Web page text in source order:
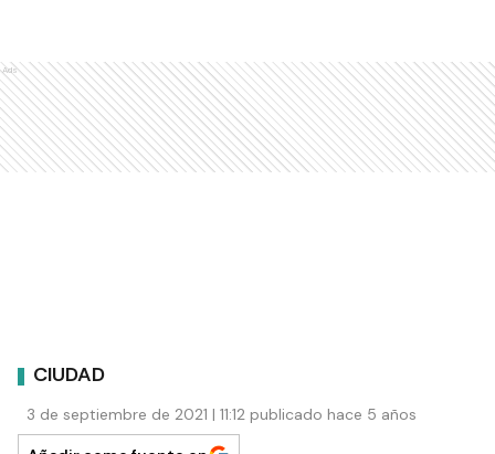
Ads
CIUDAD
3 de septiembre de 2021 | 11:12 publicado hace 5 años